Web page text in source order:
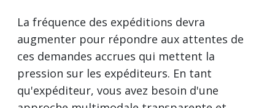
La fréquence des expéditions devra
augmenter pour répondre aux attentes de
ces demandes accrues qui mettent la
pression sur les expéditeurs. En tant
qu'expéditeur, vous avez besoin d'une